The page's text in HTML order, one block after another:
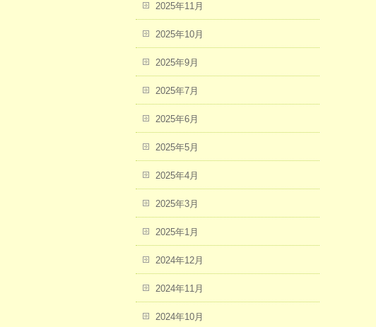
2025年11月
2025年10月
2025年9月
2025年7月
2025年6月
2025年5月
2025年4月
2025年3月
2025年1月
2024年12月
2024年11月
2024年10月